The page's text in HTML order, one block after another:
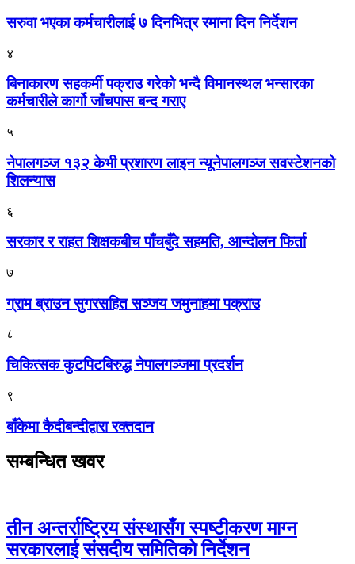
सरुवा भएका कर्मचारीलाई ७ दिनभित्र रमाना दिन निर्देशन
४
बिनाकारण सहकर्मी पक्राउ गरेको भन्दै विमानस्थल भन्सारका
कर्मचारीले कार्गो जाँचपास बन्द गराए
५
नेपालगञ्ज १३२ केभी प्रशारण लाइन न्यूनेपालगञ्ज सवस्टेशनको
शिलन्यास
६
सरकार र राहत शिक्षकबीच पाँचबुँदे सहमति, आन्दोलन फिर्ता
७
ग्राम ब्राउन सुगरसहित सञ्जय जमुनाहमा पक्राउ
८
चिकित्सक कुटपिटबिरुद्ध नेपालगञ्जमा प्रदर्शन
९
बाँकेमा कैदीबन्दीद्वारा रक्तदान
सम्बन्धित खवर
तीन अन्तर्राष्ट्रिय संस्थासँग स्पष्टीकरण माग्न
सरकारलाई संसदीय समितिको निर्देशन